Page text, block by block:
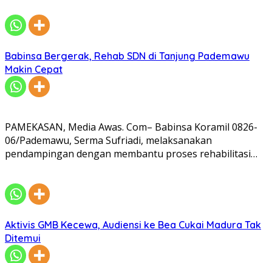
Babinsa Bergerak, Rehab SDN di Tanjung Pademawu
Makin Cepat
PAMEKASAN, Media Awas. Com– Babinsa Koramil 0826-
06/Pademawu, Serma Sufriadi, melaksanakan
pendampingan dengan membantu proses rehabilitasi…
Aktivis GMB Kecewa, Audiensi ke Bea Cukai Madura Tak
Ditemui